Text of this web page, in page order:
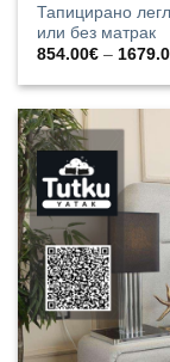
Тапицирано
или без матрак
854.00€ –